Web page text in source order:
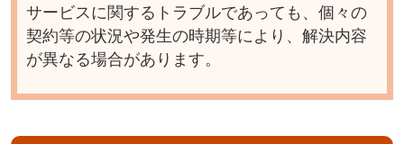
サービスに関するトラブルであっても、個々の
契約等の状況や発生の時期等により、解決内容
が異なる場合があります。